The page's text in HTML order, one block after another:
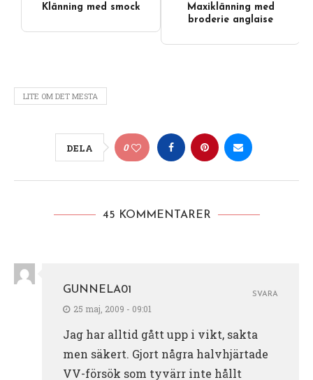
Videoinnehåll
Klänning med smock
Maxiklänning med
broderie anglaise
LITE OM DET MESTA
DELA 0
45 KOMMENTARER
GUNNELA01
25 maj, 2009 - 09:01
Jag har alltid gått upp i vikt, sakta
men säkert. Gjort några halvhjärtade
VV-försök som tyvärr inte hållt
SVARA